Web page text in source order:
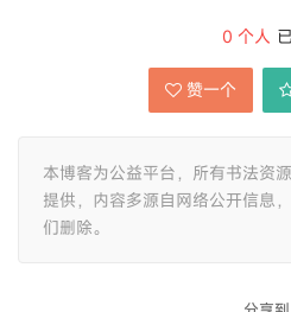
0 个人
赞一个
本博客为公益平台，所有书法资
提供，内容多源自网络公开信息
们删除。